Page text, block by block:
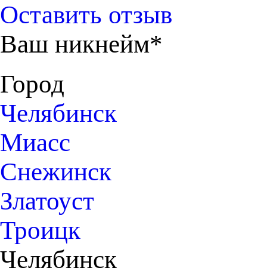
Оставить отзыв
Ваш никнейм*
Город
Челябинск
Миасс
Снежинск
Златоуст
Троицк
Челябинск